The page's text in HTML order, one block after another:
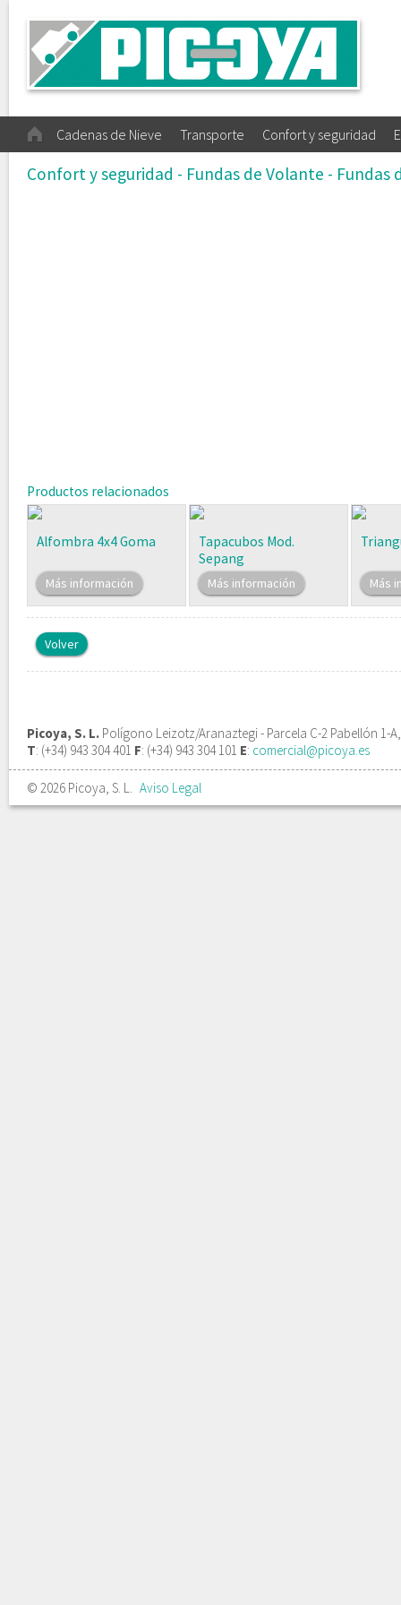
Cadenas de Nieve Transporte Confort y seguridad
Confort y seguridad - Fundas de Volante - Fundas
Productos relacionados
Alfombra 4x4 Goma
Más información
Tapacubos Mod.
Sepang
Más información Más
Volver
Picoya, S. L. Polígono Leizotz/Aranaztegi - Parcela C-2 Pabellón 1-
T: (+34) 943 304 401 F: (+34) 943 304 101 E: comercial@picoya.es
© 2026 Picoya, S. L. Aviso Legal